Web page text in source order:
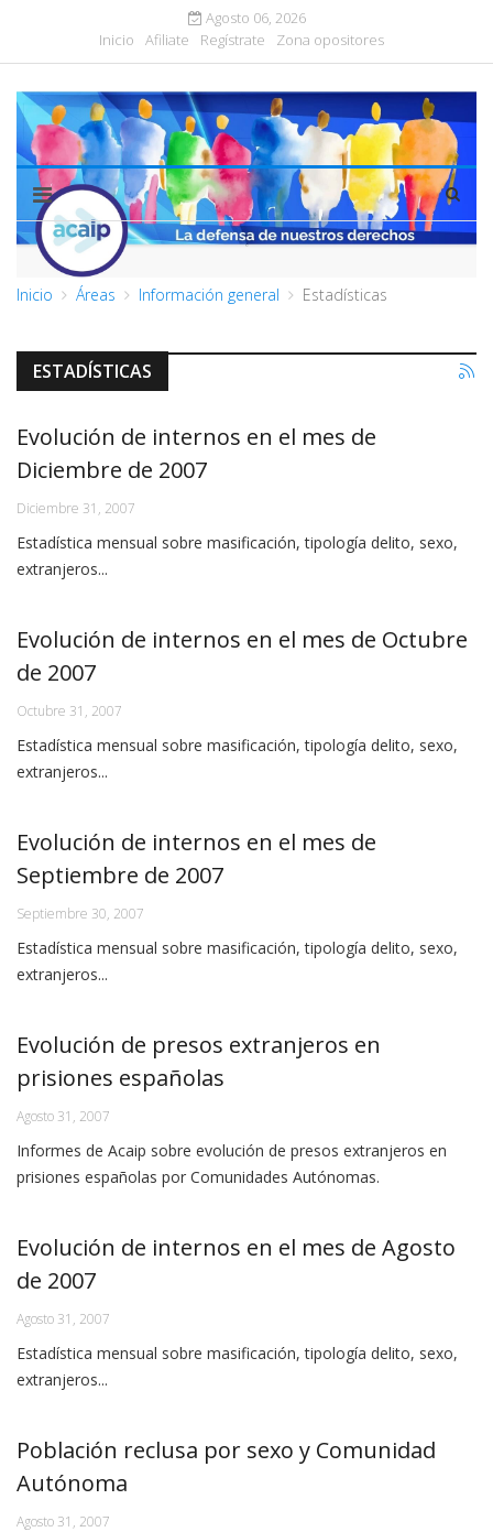
Agosto 06, 2026
Inicio
Afiliate Regístrate Zona opositores
Inicio Áreas Información general Estadísticas
ESTADÍSTICAS
Evolución de internos en el mes de
Diciembre de 2007
Diciembre 31, 2007
Estadística mensual sobre masificación, tipología delito, sexo,
extranjeros...
Evolución de internos en el mes de Octubre
de 2007
Octubre 31, 2007
Estadística mensual sobre masificación, tipología delito, sexo,
extranjeros...
Evolución de internos en el mes de
Septiembre de 2007
Septiembre 30, 2007
Estadística mensual sobre masificación, tipología delito, sexo,
extranjeros...
Evolución de presos extranjeros en
prisiones españolas
Agosto 31, 2007
Informes de Acaip sobre evolución de presos extranjeros en
prisiones españolas por Comunidades Autónomas.
Evolución de internos en el mes de Agosto
de 2007
Agosto 31, 2007
Estadística mensual sobre masificación, tipología delito, sexo,
extranjeros...
Población reclusa por sexo y Comunidad
Autónoma
Agosto 31, 2007